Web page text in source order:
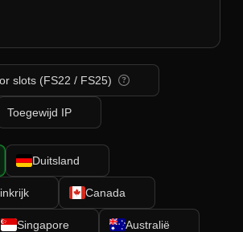
slots (FS22 / FS25)
Toegewijd IP
Duitsland
Canada
Singapore Australië